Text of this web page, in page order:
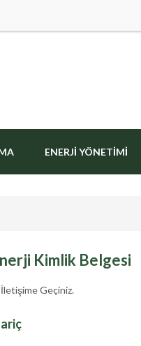
ENERJI YÖNETIMI
Kimlik Belgesi
Geçiniz.